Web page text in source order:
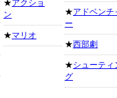
★アクショ
ン
★マリオ
★アドベンチ
ー
★西部劇
★シューティ
グ